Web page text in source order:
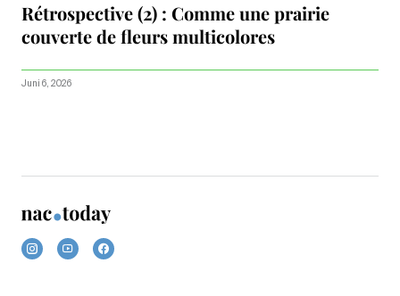
Rétrospective (2) : Comme une prairie
couverte de fleurs multicolores
Juni 6, 2026